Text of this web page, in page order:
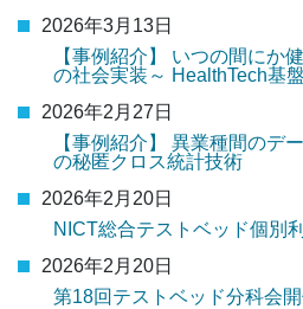
2026年3月13日
【事例紹介】 いつの間にか
の社会実装～ HealthTech基
2026年2月27日
【事例紹介】 異業種間のデ
の秘匿クロス統計技術
2026年2月20日
NICT総合テストベッド個別
2026年2月20日
第18回テストベッド分科会